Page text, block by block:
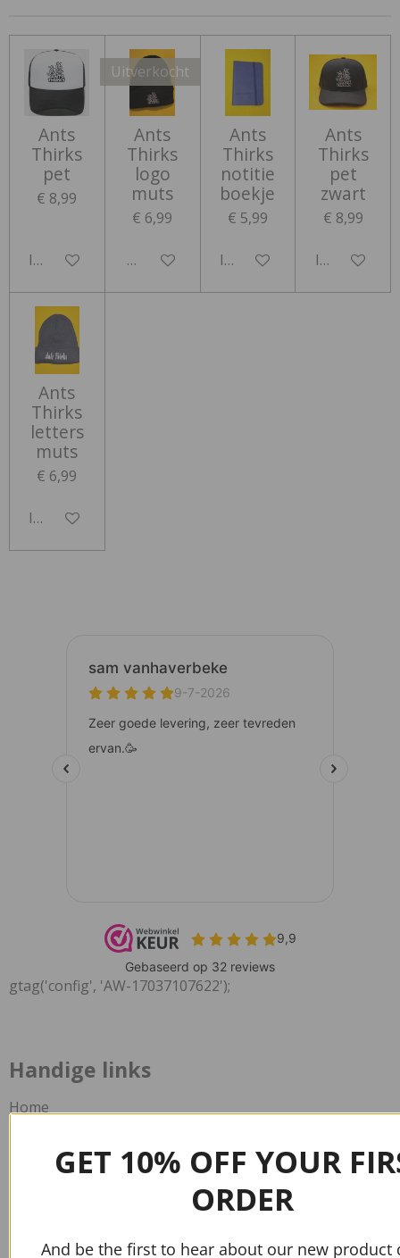
Ants
Thirks
pet
€ 8,99
In winkelwagen
Uitverkocht
Ants
Thirks
logo
muts
€ 6,99
Houd mij op de hoogte
Ants
Thirks
notitie
boekje
€ 5,99
In winkelwagen
Ants
Thirks
pet
zwart
€ 8,99
In
Ants
Thirks
letters
muts
€ 6,99
In winkelwagen
gtag('config', 'AW-17037107622');
Handige links
Home
Verzend informatie
GET 10% OFF YOUR
ORDER
And be the first to hear about our new product